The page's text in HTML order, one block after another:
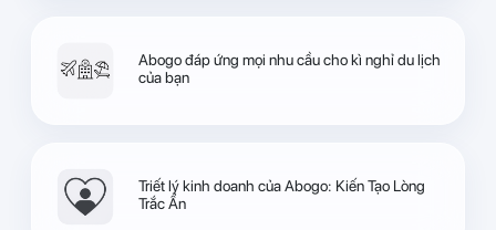
Abogo đáp ứng mọi nhu cầu cho kì nghỉ du lịch
của bạn
Triết lý kinh doanh của Abogo: Kiến Tạo Lòng
Trắc Ẩn